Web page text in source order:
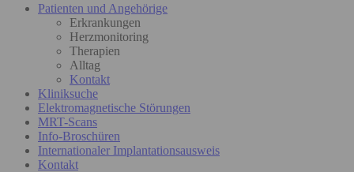
Patienten und Angehörige
Erkrankungen
Herzmonitoring
Therapien
Alltag
Kontakt
Kliniksuche
Elektromagnetische Störungen
MRT-Scans
Info-Broschüren
Internationaler Implantationsausweis
Kontakt